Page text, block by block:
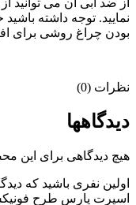
از ضد آبی آن می توانید
نمایید. توجه داشته
بودن چراغ روشی برای
نظرات (0)
دیدگاهها
هیچ دیدگاهی برای این
اولین نفری باشید که
اسپرت پارس طرح